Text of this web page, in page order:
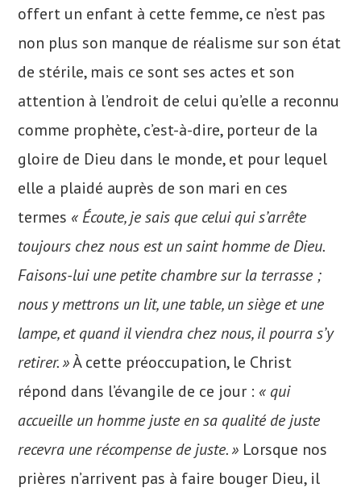
offert un enfant à cette femme, ce n’est pas
non plus son manque de réalisme sur son état
de stérile, mais ce sont ses actes et son
attention à l’endroit de celui qu’elle a reconnu
comme prophète, c’est-à-dire, porteur de la
gloire de Dieu dans le monde, et pour lequel
elle a plaidé auprès de son mari en ces
termes « Écoute, je sais que celui qui s’arrête
toujours chez nous est un saint homme de Dieu.
Faisons-lui une petite chambre sur la terrasse ;
nous y mettrons un lit, une table, un siège et une
lampe, et quand il viendra chez nous, il pourra s’y
retirer. »À cette préoccupation, le Christ
répond dans l’évangile de ce jour : « qui
accueille un homme juste en sa qualité de juste
recevra une récompense de juste. » Lorsque nos
prières n’arrivent pas à faire bouger Dieu, il